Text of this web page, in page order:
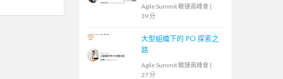
Agile Summit 敏捷高峰會 |
39 分
大型組織下的 PO 探索之
路
Agile Summit 敏捷高峰會 |
27 分